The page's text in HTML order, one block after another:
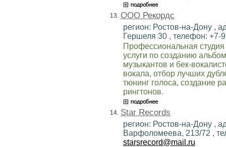
13. ООО Рекордс
регион: Ростов-на-Дону ,
Гершеля 30 , телефон: +7-
Профессиональная
услуги по созданию
музыкантов и бек-
вокала, отбор лучших
тюнинг голоса, создание
рингтонов.
14. Star Records
регион: Ростов-на-Дону ,
Варфоломеева, 213/72 ,
starsrecord@mail.ru